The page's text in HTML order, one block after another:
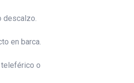
descalzo.
en barca.
teleférico o